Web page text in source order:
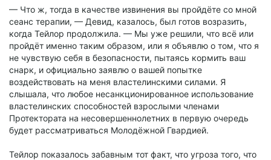
— Что ж, тогда в качестве извинения вы пройдёте со мной
сеанс терапии, — Девид, казалось, был готов возразить,
когда Тейлор продолжила. — Мы уже решили, что всё или
пройдёт именно таким образом, или я объявлю о том, что я
не чувствую себя в безопасности, пытаясь кормить ваш
снарк, и официально заявлю о вашей попытке
воздействовать на меня властелинскими силами. Я
слышала, что любое несанкционированное использование
властелинских способностей взрослыми членами
Протектората на несовершеннолетних в первую очередь
будет рассматриваться Молодёжной Гвардией.
Тейлор показалось забавным тот факт, что угроза того, что